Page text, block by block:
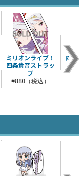
ミリオンライブ！
四条貴音ストラッ
プ
¥880（税込）
四条
ス